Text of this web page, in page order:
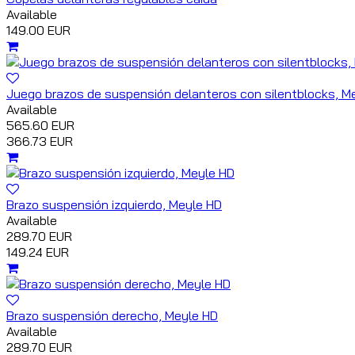
Available
149.00 EUR
Juego brazos de suspensión delanteros con silentblocks,
Available
565.60 EUR
366.73 EUR
Brazo suspensión izquierdo, Meyle HD
Available
289.70 EUR
149.24 EUR
Brazo suspensión derecho, Meyle HD
Available
289.70 EUR